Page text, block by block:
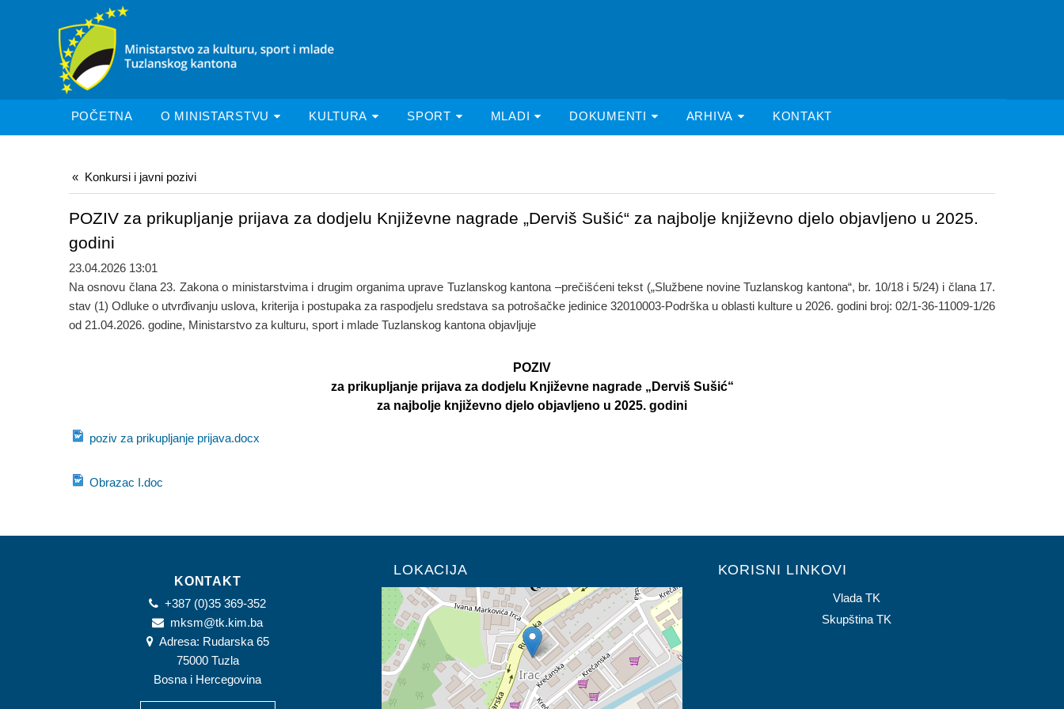
POČETNA O MINISTARSTVU KULTURA SPORT MLADI DOKUMENTI ARHIVA KONTAKT
Konkursi i javni pozivi
POZIV za prikupljanje prijava za dodjelu Književne nagrade „Derviš Sušić“ za najbolje književno djelo objavljeno u 2025.
godini
23.04.2026 13:01
Na osnovu člana 23. Zakona o ministarstvima i drugim organima uprave Tuzlanskog kantona –prečišćeni tekst („Službene novine Tuzlanskog kantona“, br. 10/18 i 5/24) i člana 17.
stav (1) Odluke o utvrđivanju uslova, kriterija i postupaka za raspodjelu sredstava sa potrošačke jedinice 32010003-Podrška u oblasti kulture u 2026. godini broj: 02/1-36-11009-1/26
od 21.04.2026. godine, Ministarstvo za kulturu, sport i mlade Tuzlanskog kantona objavljuje
POZIV
za prikupljanje prijava za dodjelu Književne nagrade „Derviš Sušić“
za najbolje književno djelo objavljeno u 2025. godini
poziv za prikupljanje prijava.docx
Obrazac I.doc
KONTAKT
+387 (0)35 369-352
mksm@tk.kim.ba
Adresa: Rudarska 65
75000 Tuzla
Bosna i Hercegovina
LOKACIJA KORISNI LINKOVI
Vlada TK
Skupština TK